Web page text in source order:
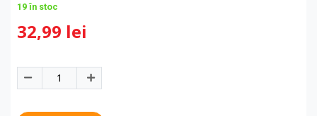
19 în stoc
32,99 lei